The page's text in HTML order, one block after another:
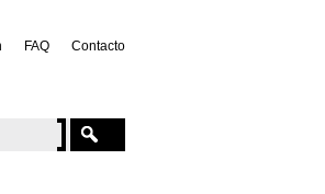
FAQ Contacto